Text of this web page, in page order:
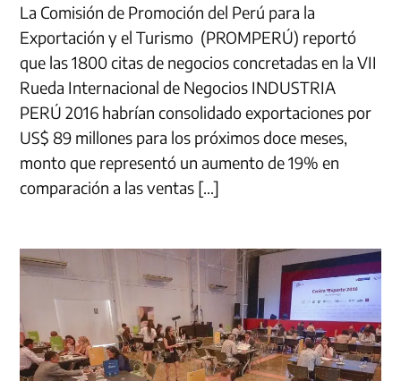
La Comisión de Promoción del Perú para la
Exportación y el Turismo (PROMPERÚ) reportó
que las 1800 citas de negocios concretadas en la VII
Rueda Internacional de Negocios INDUSTRIA
PERÚ 2016 habrían consolidado exportaciones por
US$ 89 millones para los próximos doce meses,
monto que representó un aumento de 19% en
comparación a las ventas […]